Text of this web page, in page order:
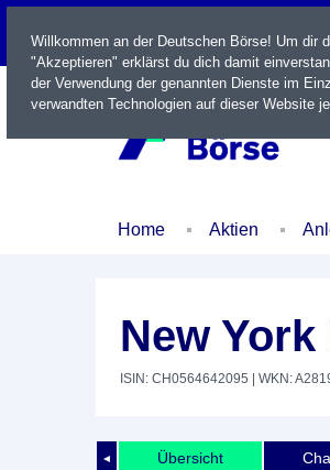
LIVE
Home Aktien
New
ISIN: CH0564642095 | WKN:
◄ Übersicht
Willkommen an der Deutschen Börse! Um dir
"Akzeptieren" erklärst du dich damit
der Verwendung der genannten Dienste im
verwandten Technologien auf dieser Website